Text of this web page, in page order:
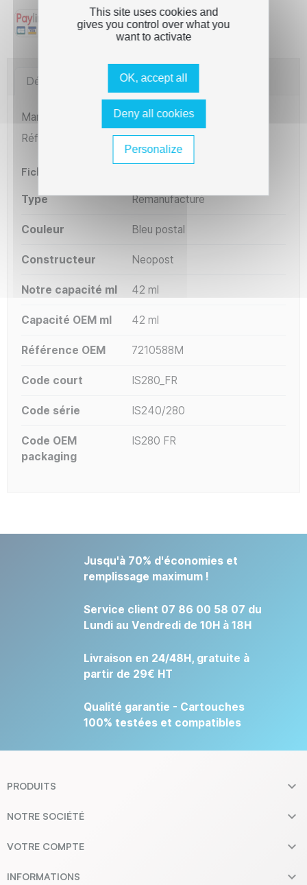
Détails du produit Imprimantes compatibles
Marque
The Premium Solution
Référence
CNN-IS280_FR
Fiche technique
Type Remanufacturé
Couleur Bleu postal
Constructeur Neopost
Notre capacité ml 42 ml
Capacité OEM ml 42 ml
Référence OEM 7210588M
Code court IS280_FR
Code série IS240/280
Code OEM
packaging
IS280 FR
Jusqu'à 70% d'économies et
remplissage maximum !
Service client 07 86 00 58 07 du
Lundi au Vendredi de 10H à 18H
Livraison en 24/48H, gratuite à
partir de 29€ HT
Qualité garantie - Cartouches
100% testées et compatibles
PRODUITS 
NOTRE SOCIÉTÉ 
VOTRE COMPTE 
INFORMATIONS 
This site uses cookies and
gives you control over what you
want to activate
OK, accept all
Deny all cookies
Personalize